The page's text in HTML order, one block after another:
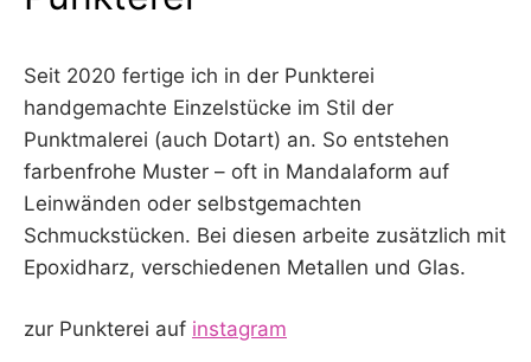
Seit 2020 fertige ich in der Punkterei
handgemachte Einzelstücke im Stil der
Punktmalerei (auch Dotart) an. So entstehen
farbenfrohe Muster – oft in Mandalaform auf
Leinwänden oder selbstgemachten
Schmuckstücken. Bei diesen arbeite zusätzlich mit
Epoxidharz, verschiedenen Metallen und Glas.
zur Punkterei auf instagram